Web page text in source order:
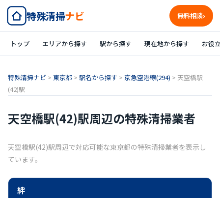
特殊清掃ナビ 無料相談
トップ エリアから探す 駅から探す 現在地から探す お役
特殊清掃ナビ > 東京都 > 駅名から探す > 京急空港線(294) > 天空橋駅
(42)駅
天空橋駅(42)駅周辺の特殊清掃業者
天空橋駅(42)駅周辺で対応可能な東京都の特殊清掃業者を表示し
ています。
絆